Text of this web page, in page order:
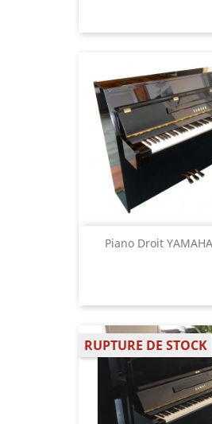
Piano Droit
RUPTURE DE STOCK